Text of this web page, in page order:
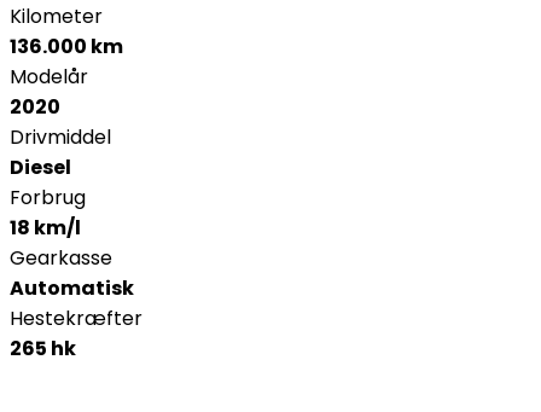
Kilometer
136.000 km
Modelår
2020
Drivmiddel
Diesel
Forbrug
18 km/l
Gearkasse
Automatisk
Hestekræfter
265 hk